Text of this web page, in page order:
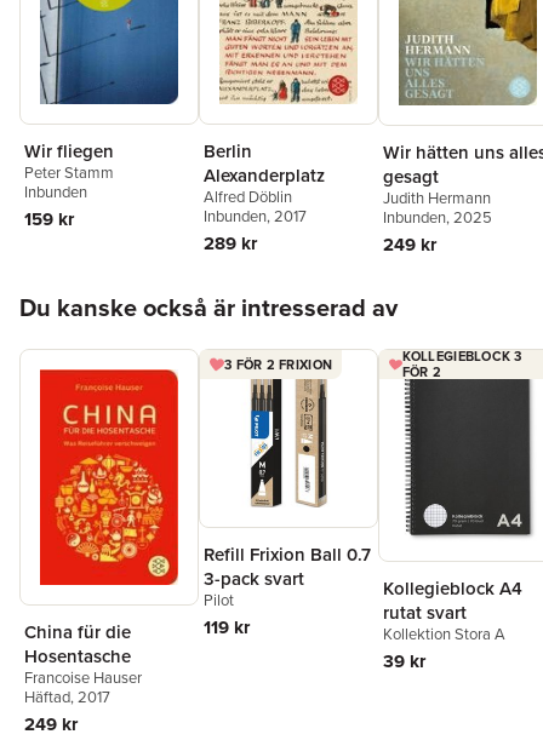
Wir fliegen
Peter Stamm
Inbunden
159 kr
Berlin
Alexanderplatz
Alfred Döblin
Inbunden, 2017
289 kr
Wir hätten uns
gesagt
Judith Hermann
Inbunden, 2025
249 kr
Du kanske också är intresserad av
China für die
Hosentasche
Francoise Hauser
Häftad, 2017
249 kr
3 FÖR 2 FRIXION
Refill Frixion Ball 0.7
3-pack svart
Pilot
119 kr
KOLLEGIEBLOCK 3
FÖR 2
Kollegieblock A4
rutat svart
Kollektion Stora A
39 kr